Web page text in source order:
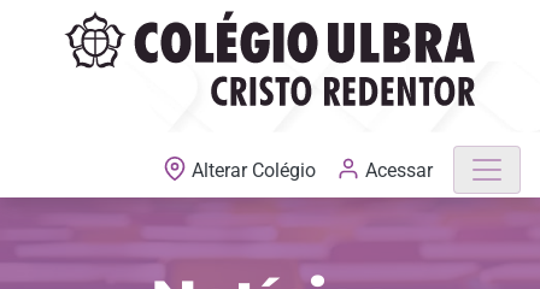
MATRÍCULAS ABERTAS
Alterar Colégio Acessar